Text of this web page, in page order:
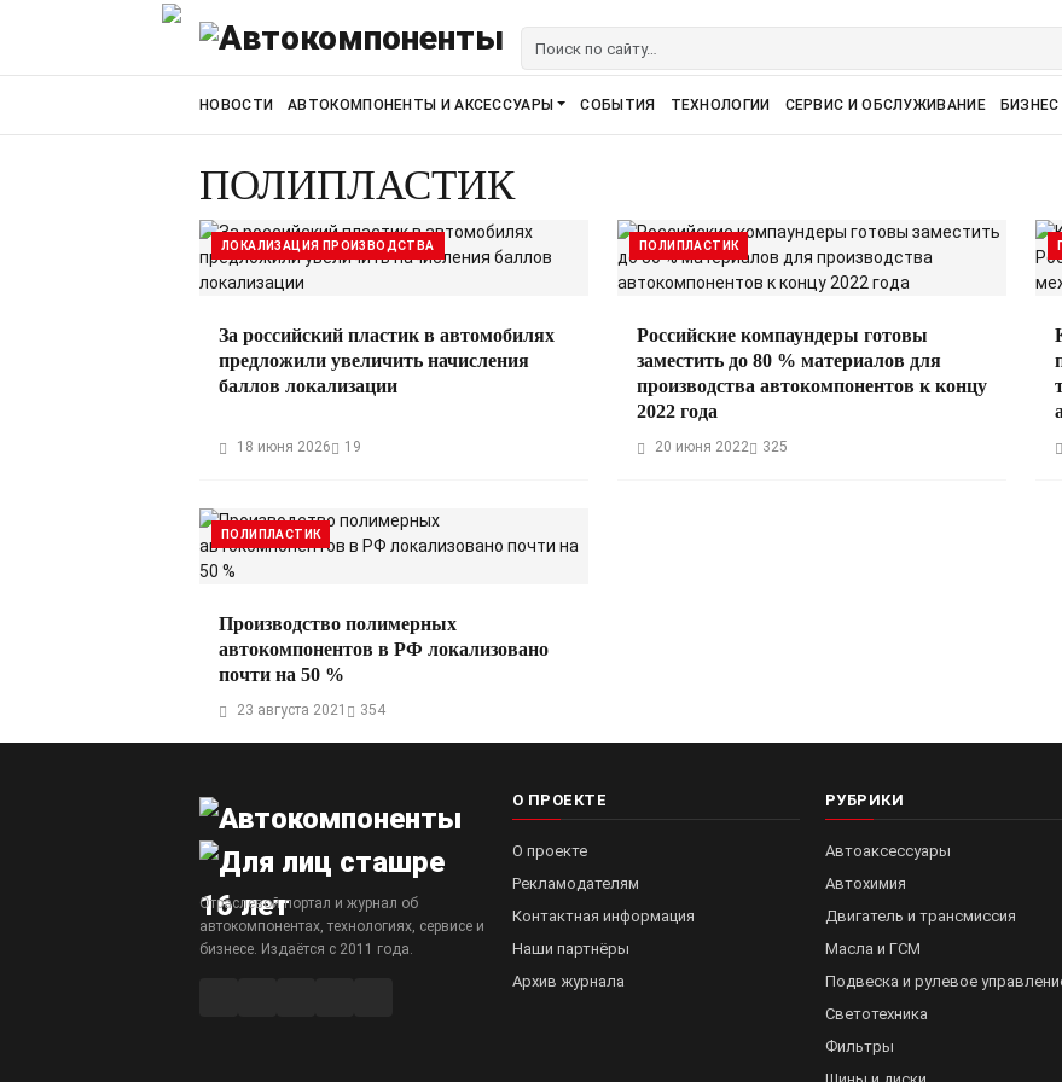
НОВОСТИ АВТОКОМПОНЕНТЫ И АКСЕССУАРЫ СОБЫТИЯ ТЕХНОЛОГИИ СЕРВИС И ОБСЛУЖИВАНИЕ БИЗНЕС
ПОЛИПЛАСТИК
ЛОКАЛИЗАЦИЯ ПРОИЗВОДСТВА
За российский пластик в автомобилях
предложили увеличить начисления
баллов локализации
18 июня 2026 19
ПОЛИПЛАСТИК
Российские компаундеры готовы
заместить до 80 % материалов для
производства автокомпонентов к концу
2022 года
20 июня 2022 325
ПОЛИПЛАСТИК
Производство полимерных
автокомпонентов в РФ локализовано
почти на 50 %
23 августа 2021 354
Отраслевой портал и журнал об
автокомпонентах, технологиях, сервисе и
бизнесе. Издаётся с 2011 года.
О ПРОЕКТЕ
О проекте
Рекламодателям
Контактная информация
Наши партнёры
Архив журнала
РУБРИКИ
Автоаксессуары
Автохимия
Двигатель и трансмиссия
Масла и ГСМ
Подвеска и рулевое
Светотехника
Фильтры